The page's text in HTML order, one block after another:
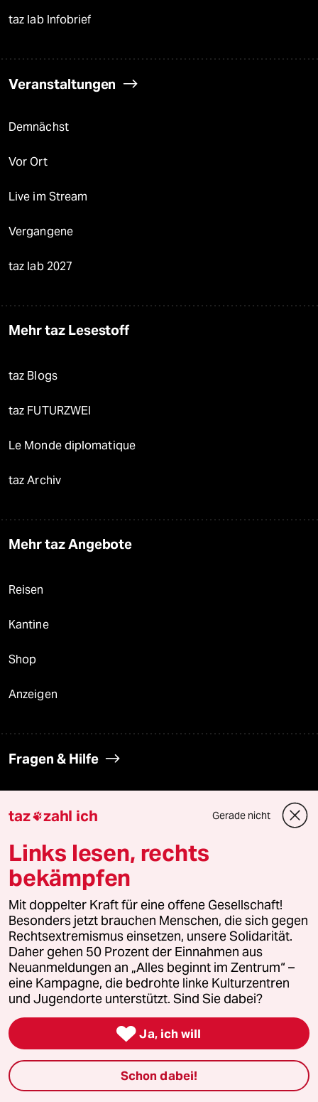
taz lab Infobrief
Veranstaltungen
Demnächst
Vor Ort
Live im Stream
Vergangene
taz lab 2027
Mehr taz Lesestoff
taz Blogs
taz FUTURZWEI
Le Monde diplomatique
taz Archiv
Mehr taz Angebote
Reisen
Kantine
Shop
Anzeigen
Fragen & Hilfe
ePaper Login
Downloads für Abonnierende
© 2026 taz Verlags und Vertriebs GmbH
Alle Rechte vorbehalten. Bei rechtlichen Fragen oder für Genehmigungen
wenden Sie sich bitte anlizenzen@taz.de
Feedback Redaktionsstatut Kommune-Richtlinien
Leitlinie Datenschutz Impressum
taz zahl ich Gerade nicht
Links lesen, rechts
bekämpfen
Mit doppelter Kraft für eine offene Gesellschaft!
Besonders jetzt brauchen Menschen, die sich gegen
Rechtsextremismus einsetzen, unsere Solidarität.
Daher gehen 50 Prozent der Einnahmen aus
Neuanmeldungen an „Alles beginnt im Zentrum“ –
eine Kampagne, die bedrohte linke Kulturzentren
und Jugendorte unterstützt. Sind Sie dabei?
 Ja, ich will
Schon dabei!